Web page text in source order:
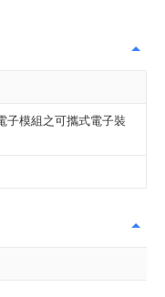
子模組之可攜式電子裝